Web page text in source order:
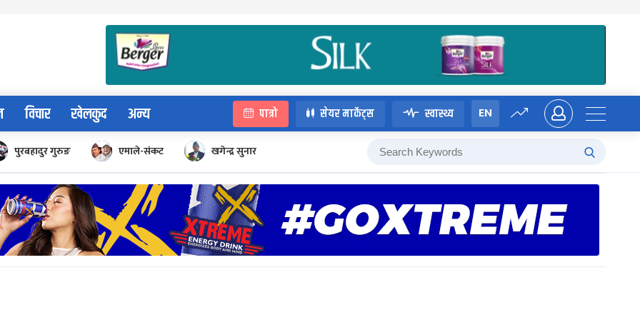
विचार खेलकुद अन्य पात्रो सेयर मार्केट्स स्वास्थ्य EN
पुरबहादुर गुरुङ एमाले-संकट खगेन्द्र सुनार